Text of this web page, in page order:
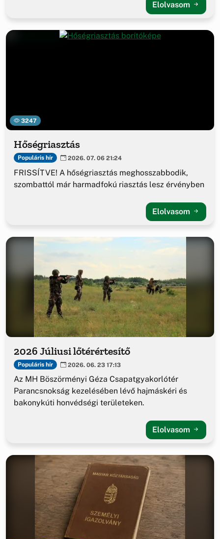
Elolvasom
3247
Hőségriasztás
Populáris hír 2026. 07. 06 21:24
FRISSÍTVE! A hőségriasztás meghosszabbodik,
szombattól már harmadfokú riasztás lesz érvényben
Elolvasom
2026 Júliusi lőtérértesítő
Populáris hír 2026. 06. 23 17:13
Az MH Böszörményi Géza Csapatgyakorlótér
Parancsnokság kezelésében lévő hajmáskéri és
bakonykúti honvédségi területeken.
Elolvasom